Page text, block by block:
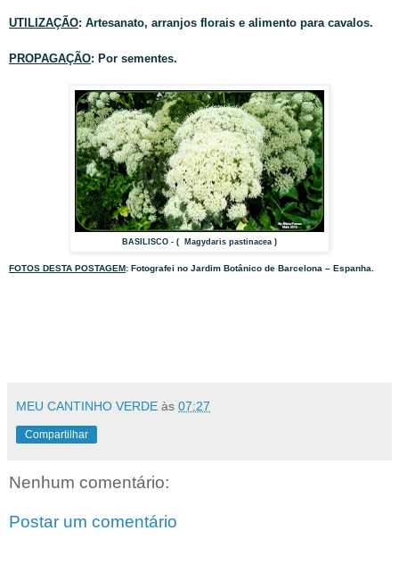
UTILIZAÇÃO: Artesanato, arranjos florais e alimento para cavalos.
PROPAGAÇÃO: Por sementes.
BASILISCO - ( Magydaris pastinacea )
FOTOS DESTA POSTAGEM: Fotografei no Jardim Botânico de Barcelona – Espanha.
MEU CANTINHO VERDE às 07:27
Compartilhar
Nenhum comentário:
Postar um comentário